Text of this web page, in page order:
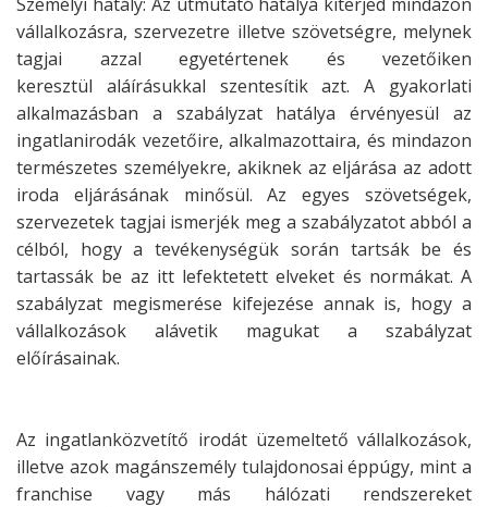
vállalkozásra, szervezetre illetve szövetségre, melynek
tagjai azzal egyetértenek és vezetőiken
keresztül aláírásukkal szentesítik azt. A gyakorlati
alkalmazásban a szabályzat hatályaérvényesül az
ingatlanirodák vezetőire, alkalmazottaira, és mindazon
természetes személyekre, akiknek az eljárása az adott
iroda eljárásának minősül. Az egyes szövetségek,
szervezetek tagjai ismerjék meg a szabályzatot abból a
célból, hogy atevékenységük során tartsák be és
tartassák be az itt lefektetett elveket és normákat. A
szabályzat megismerése kifejezése annak is, hogy a
vállalkozások alávetik magukat a szabályzat
előírásainak.
Az ingatlanközvetítő irodát üzemeltető vállalkozások,
illetve azok magánszemély tulajdonosai éppúgy, mint a
franchise vagy más hálózati rendszereket